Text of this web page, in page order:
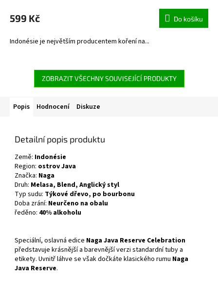
599 Kč Do košíku
Indonésie je největším producentem koření na...
ZOBRAZIT VŠECHNY SOUVISEJÍCÍ PRODUKTY
Popis Hodnocení Diskuze
Detailní popis produktu
Země: Indonésie
Region: ostrovJava
Značka: Naga
Druh: Melasa, Blend, Anglický styl
Typ sudu: Týkové dřevo, po bourbonu
Doba zrání: Neurčeno na obalu
ředěno: 40% alkoholu
Speciální, oslavná edice Naga Java Reserve Celebration
představuje krásnější a barevnější verzi standardní tuby a
etikety. Uvnitř láhve se však dočkáte klasického rumu Naga
Java Reserve.